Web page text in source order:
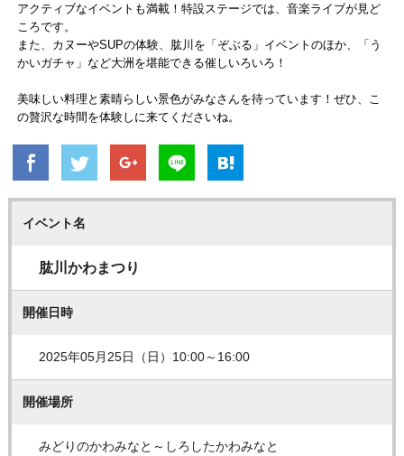
アクティブなイベントも満載！特設ステージでは、音楽ライブが見ど
ころです。
また、カヌーやSUPの体験、肱川を「ぞぶる」イベントのほか、「う
かいガチャ」など大洲を堪能できる催しいろいろ！
美味しい料理と素晴らしい景色がみなさんを待っています！ぜひ、こ
の贅沢な時間を体験しに来てくださいね。
イベント名
肱川かわまつり
開催日時
2025年05月25日（日）10:00～16:00
開催場所
みどりのかわみなと～しろしたかわみなと